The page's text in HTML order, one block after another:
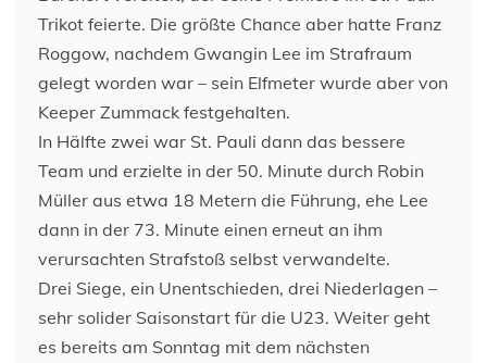
Trikot feierte. Die größte Chance aber hatte Franz
Roggow, nachdem Gwangin Lee im Strafraum
gelegt worden war – sein Elfmeter wurde aber von
Keeper Zummack festgehalten.
In Hälfte zwei war St. Pauli dann das bessere
Team und erzielte in der 50. Minute durch Robin
Müller aus etwa 18 Metern die Führung, ehe Lee
dann in der 73. Minute einen erneut an ihm
verursachten Strafstoß selbst verwandelte.
Drei Siege, ein Unentschieden, drei Niederlagen –
sehr solider Saisonstart für die U23. Weiter geht
es bereits am Sonntag mit dem nächsten